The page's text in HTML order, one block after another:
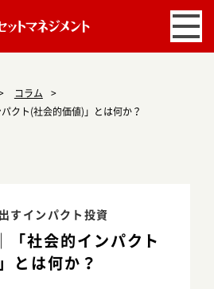
コラム
クト(社会的価値)」とは何か？
すインパクト投資
社会的インパクト
とは何か？